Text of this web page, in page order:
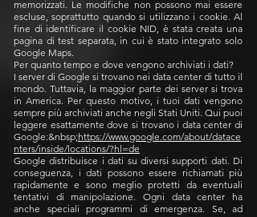
memorizzati. Le modifiche non possono mai essere
escluse, soprattutto quando si utilizzano i cookie. Al
fine di identificare il cookie NID, è stata creata una
pagina di test separata, in cui è stato integrato solo
Google Maps.
Per quanto tempo e dove vengono archiviati i dati?
I server di Google si trovano nei data center di tutto il
mondo. Tuttavia, la maggior parte dei server si trova
in America. Per questo motivo, i tuoi dati vengono
sempre più archiviati anche negli Stati Uniti. Qui puoi
leggere esattamente dove si trovano i data center di
Google:&nbsp;https://www.google.com/about/datace
nters/inside/locations/?hl=de
Google distribuisce i dati su diversi supporti dati. Di
conseguenza, i dati possono essere richiamati più
rapidamente e sono meglio protetti da eventuali
tentativi di manipolazione. Ogni data center ha
anche speciali programmi di emergenza. Se, ad